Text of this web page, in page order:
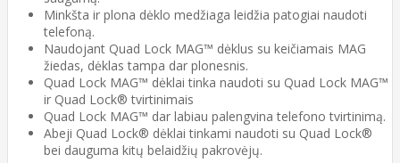
Minkšta ir plona dėklo medžiaga leidžia patogiai naudoti
telefoną.
Naudojant Quad Lock MAG™ dėklus su keičiamais MAG
žiedas, dėklas tampa dar plonesnis.
Quad Lock MAG™ dėklai tinka naudoti su Quad Lock MAG™
ir Quad Lock® tvirtinimais
Quad Lock MAG™ dar labiau palengvina telefono tvirtinimą.
Abeji Quad Lock® dėklai tinkami naudoti su Quad Lock®
bei dauguma kitų belaidžių pakrovėjų.